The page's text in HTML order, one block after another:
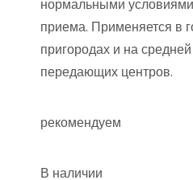
нормальными
приема. Применяется в
пригородах и на
передающих центров.
рекомендуем
В наличии